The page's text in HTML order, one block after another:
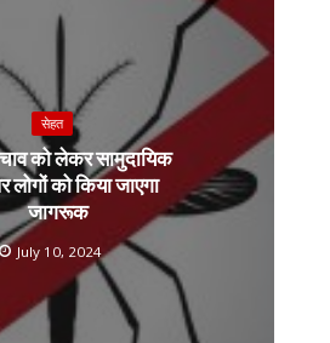
p
सेहत
को लेकर सामुदायिक
लोगों को किया जाएगा
जागरूक
July 10, 2024